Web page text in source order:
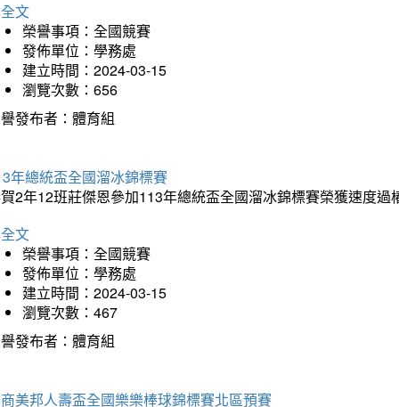
文
榮譽事項：全國競賽
發佈單位：學務處
建立時間：2024-03-15
瀏覽次數：656
發布者：體育組
年總統盃全國溜冰錦標賽
2年12班莊傑恩參加113年總統盃全國溜冰錦標賽榮獲速度過
文
榮譽事項：全國競賽
發佈單位：學務處
建立時間：2024-03-15
瀏覽次數：467
發布者：體育組
美邦人壽盃全國樂樂棒球錦標賽北區預賽